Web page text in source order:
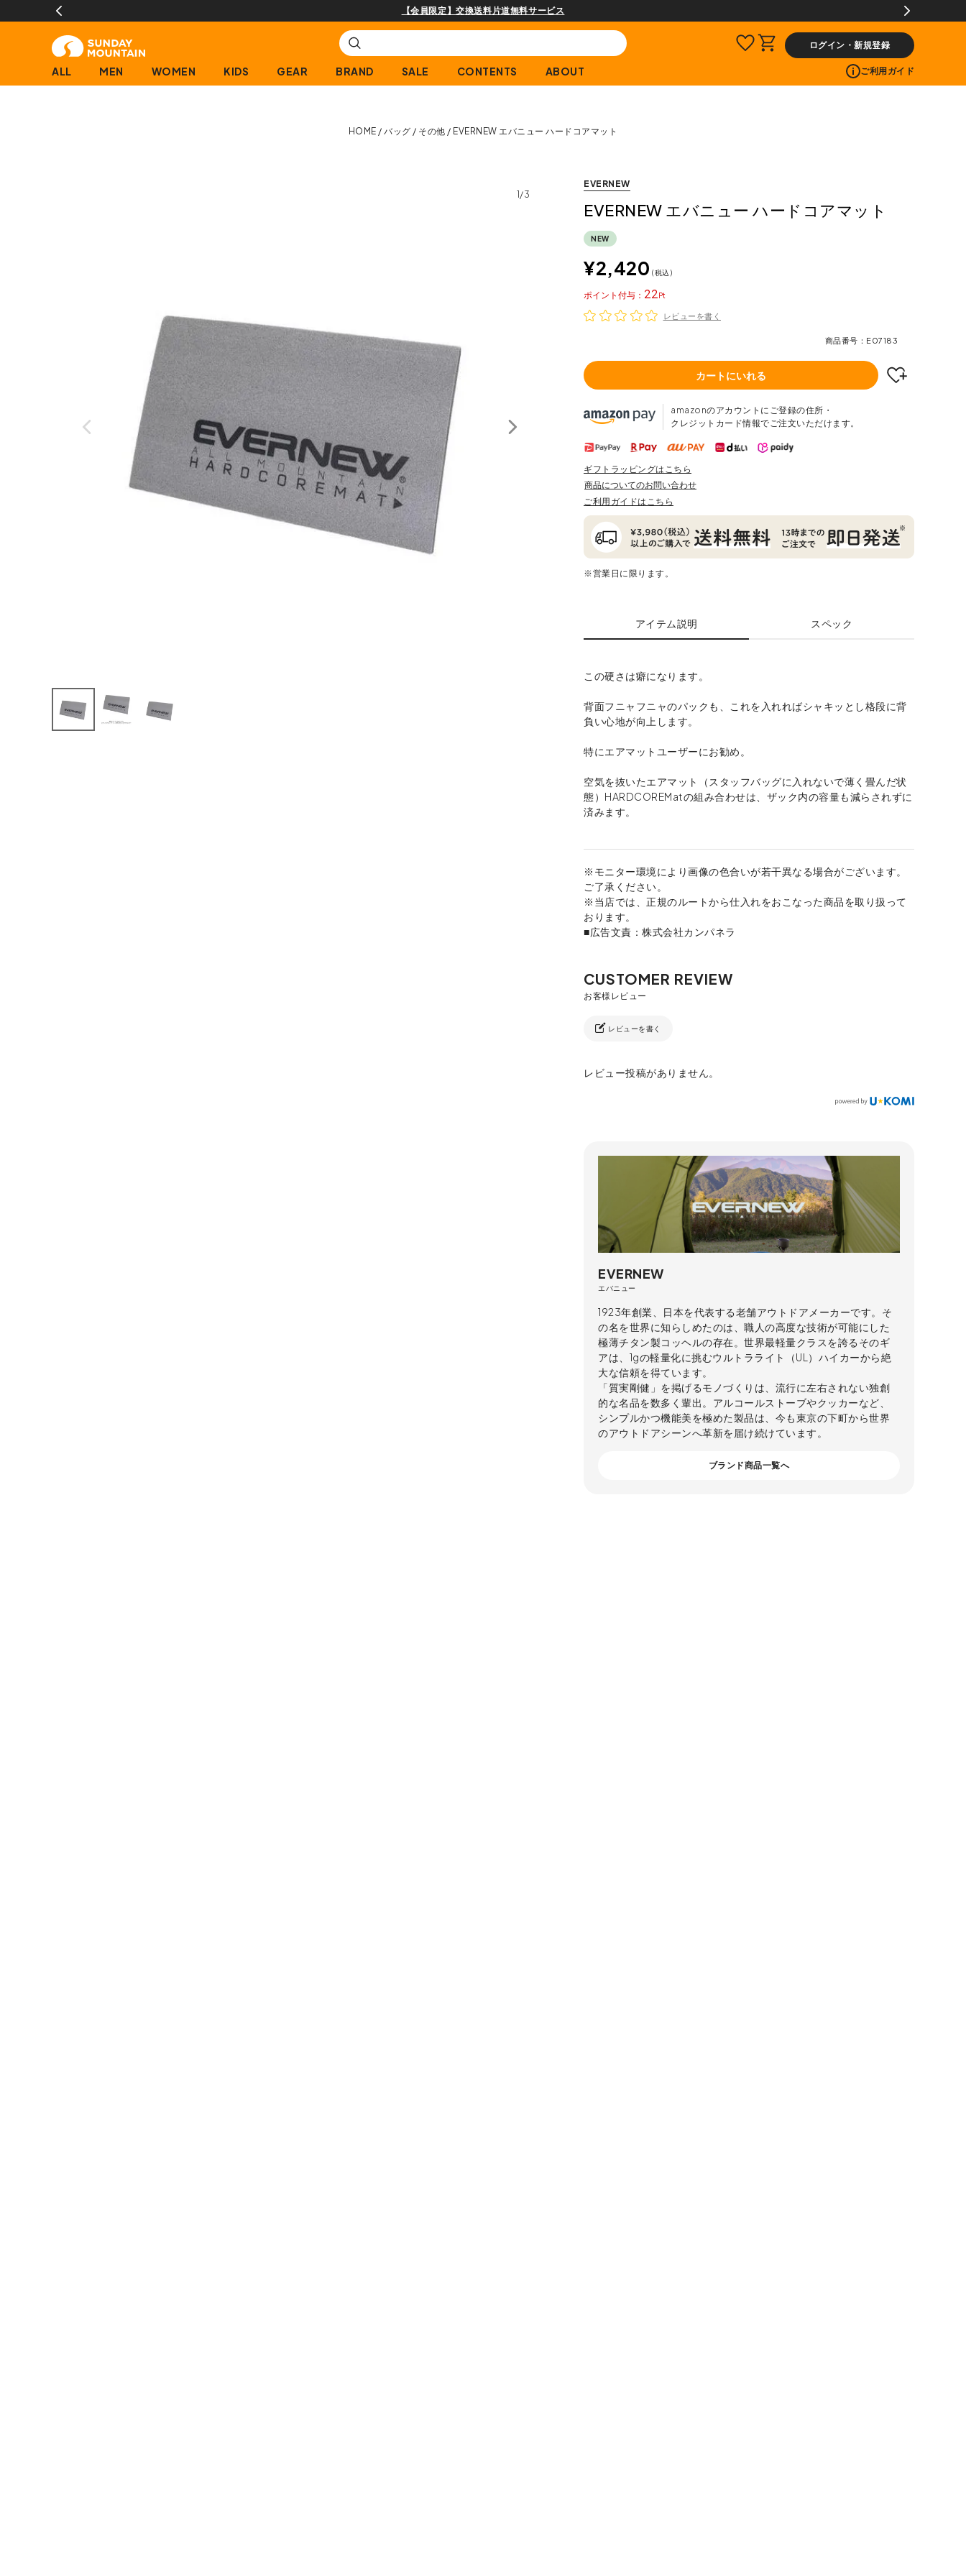
購入商品[¥2,000(税込)以上]のレビュー投稿で300ptプレゼント!
ログイン・新規登録
ALL MEN WOMEN KIDS GEAR BRAND SALE CONTENTS ABOUT ご利用ガイド
HOME バッグ その他 EVERNEW エバニュー ハードコアマット
1/3
EVERNEW
EVERNEW エバニュー ハードコアマット
NEW
¥2,420 税込
22
ポイント
レビューを書く
商品番号 E07183
カートにいれる
amazonのアカウントにご登録の住所・
クレジットカード情報でご注文いただけます。
ギフトラッピングはこちら
商品についてのお問い合わせ
ご利用ガイドはこちら
※営業日に限ります。
アイテム説明 スペック
この硬さは癖になります。
背面フニャフニャのパックも、これを入れればシャキッとし格段に背
負い心地が向上します。
特にエアマットユーザーにお勧め。
空気を抜いたエアマット（スタッフバッグに入れないで薄く畳んだ状
態）HARDCOREMatの組み合わせは、ザック内の容量も減らされずに
済みます。
※モニター環境により画像の色合いが若干異なる場合がございます。
ご了承ください。
※当店では、正規のルートから仕入れをおこなった商品を取り扱って
おります。
■広告文責：株式会社カンパネラ
レビューを書く
レビュー投稿がありません。
EVERNEW
エバニュー
1923年創業、日本を代表する老舗アウトドアメーカーです。そ
の名を世界に知らしめたのは、職人の高度な技術が可能にした
極薄チタン製コッヘルの存在。世界最軽量クラスを誇るそのギ
アは、1gの軽量化に挑むウルトラライト（UL）ハイカーから絶
大な信頼を得ています。
「質実剛健」を掲げるモノづくりは、流行に左右されない独創
的な名品を数多く輩出。アルコールストーブやクッカーなど、
シンプルかつ機能美を極めた製品は、今も東京の下町から世界
のアウトドアシーンへ革新を届け続けています。
ブランド商品一覧へ